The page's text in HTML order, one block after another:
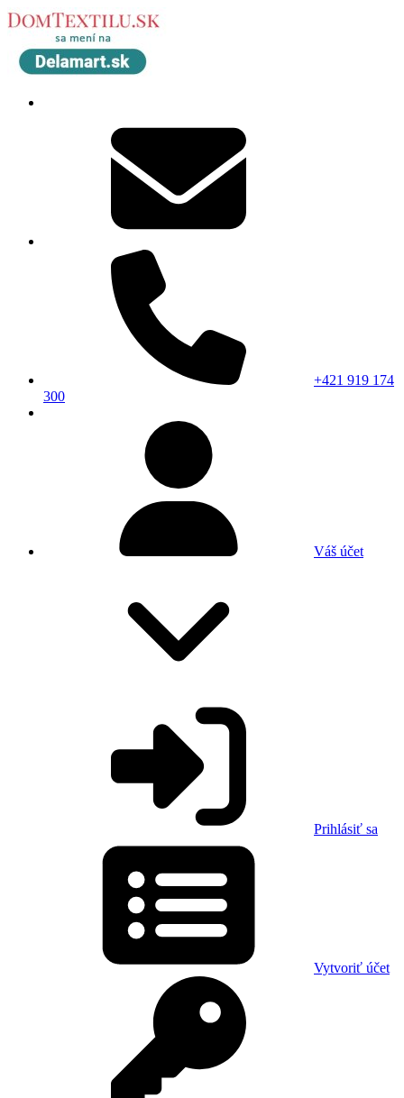
+421 919 174
300
Váš účet
Prihlásiť sa
Vytvoriť účet